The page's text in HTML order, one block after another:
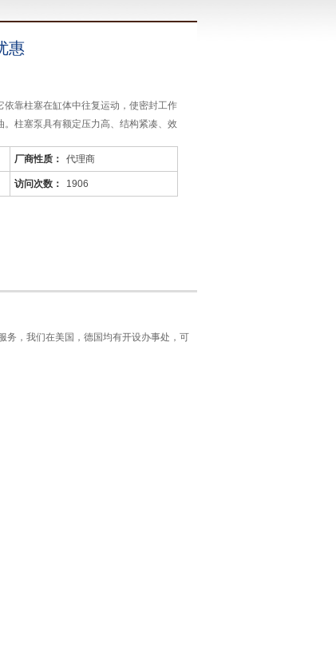
惠
靠柱塞在缸体中往复运动，使密封工作
柱塞泵具有额定压力高、结构紧凑、效
厂商性质： 代理商
访问次数： 1906
务，我们在美国，德国均有开设办事处，可